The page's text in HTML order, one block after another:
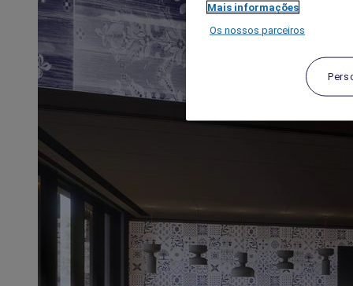
Mais informações
Os nossos parceiros